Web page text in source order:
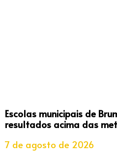
Escolas municipais de
resultados acima das
7 de agosto de 2026